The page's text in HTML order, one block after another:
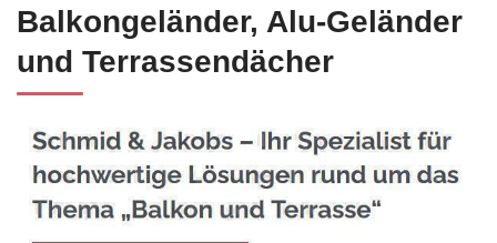
Balkongeländer, Alu-Geländer
und Terrassendächer